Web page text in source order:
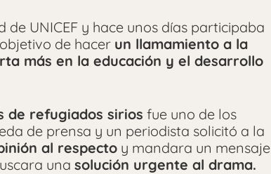
UNICEF y hace unos días participaba
de hacer un llamamiento a la
más en la educación y el desarrollo
de refugiados sirios fue uno de los
de prensa y un periodista solicitó a la
al respecto y mandara un mensaje
una solución urgente al drama.